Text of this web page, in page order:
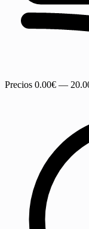
Precios 0.00€ —